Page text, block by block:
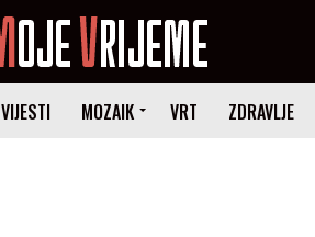
VIJESTI MOZAIK VRT ZDRAVLJE